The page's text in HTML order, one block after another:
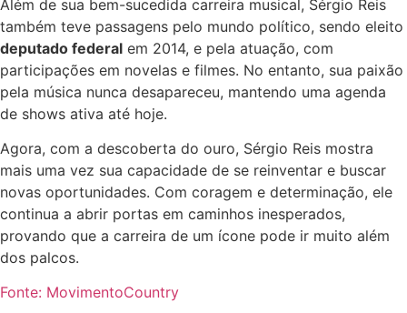
Além de sua bem-sucedida carreira musical, Sérgio Reis
também teve passagens pelo mundo político, sendo eleito
deputado federal em 2014, e pela atuação, com
participações em novelas e filmes. No entanto, sua paixão
pela música nunca desapareceu, mantendo uma agenda
de shows ativa até hoje.
Agora, com a descoberta do ouro, Sérgio Reis mostra
mais uma vez sua capacidade de se reinventar e buscar
novas oportunidades. Com coragem e determinação, ele
continua a abrir portas em caminhos inesperados,
provando que a carreira de um ícone pode ir muito além
dos palcos.
Fonte: MovimentoCountry